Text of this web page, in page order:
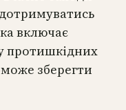
включає
протишкідних
зберегти